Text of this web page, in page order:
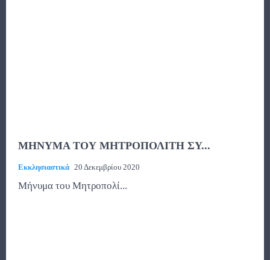
ΜΗΝΥΜΑ ΤΟΥ ΜΗΤΡΟΠΟΛΙΤΗ ΣΥ...
Εκκλησιαστικά 20 Δεκεμβρίου 2020
Μήνυμα του Μητροπολί...